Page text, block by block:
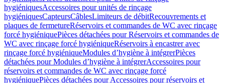
hygiéniquesAccessoires pour unités de rinçage
hygiéniquesCapteursCâblesLimiteurs de débitRecouvrements et
plaques de fermetureRéservoirs et commandes de WC avec rinçage
forcé hygiéniquePièces détachées pour Réservoirs et commandes de
WC avec rinçage forcé hygiéniqueRéservoirs à encastrer avec
rinçage forcé hygiéniqueModules d’hygiène à intégrerPièces
détachées pour Modules d’hygiène à intégrerAccessoires pour
réservoirs et commandes de WC avec rinçage forcé
hygiéniquePièces détachées pour Accessoires pour réservoirs et